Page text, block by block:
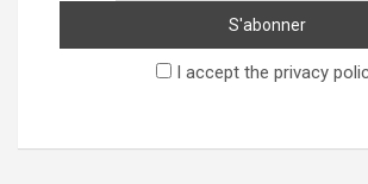
I accept the privacy